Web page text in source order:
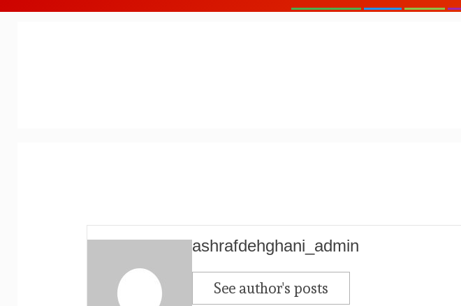
ashrafdehghani_admin
See author's posts